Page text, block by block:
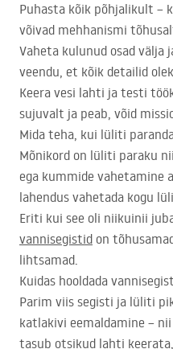
Puhasta kõik põhjalikult –
võivad mehhanismi
Vaheta kulunud osad välja
veendu, et kõik detailid
Keera vesi lahti ja testi
sujuvalt ja peab, võid
Mida teha, kui lüliti
Mõnikord on lüliti paraku
ega kummide vahetamine
lahendus vahetada kogu
Eriti kui see oli niikuinii
vannisegistid on
lihtsamad.
Kuidas hooldada
Parim viis segisti ja lüliti
katlakivi eemaldamine –
tasub otsikud lahti